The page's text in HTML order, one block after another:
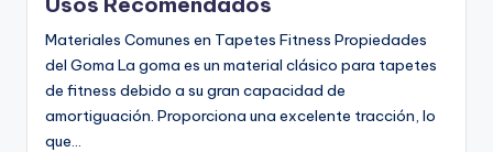
Materiales Comunes en Tapetes Fitness Propiedades
del Goma La goma es un material clásico para tapetes
de fitness debido a su gran capacidad de
amortiguación. Proporciona una excelente tracción, lo
que…